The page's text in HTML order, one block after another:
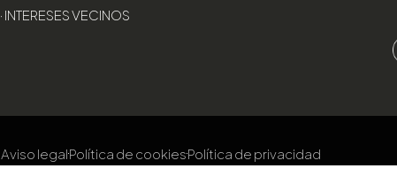
· INTERESES VECINOS
Aviso legalPolítica de cookiesPolítica de privacidad